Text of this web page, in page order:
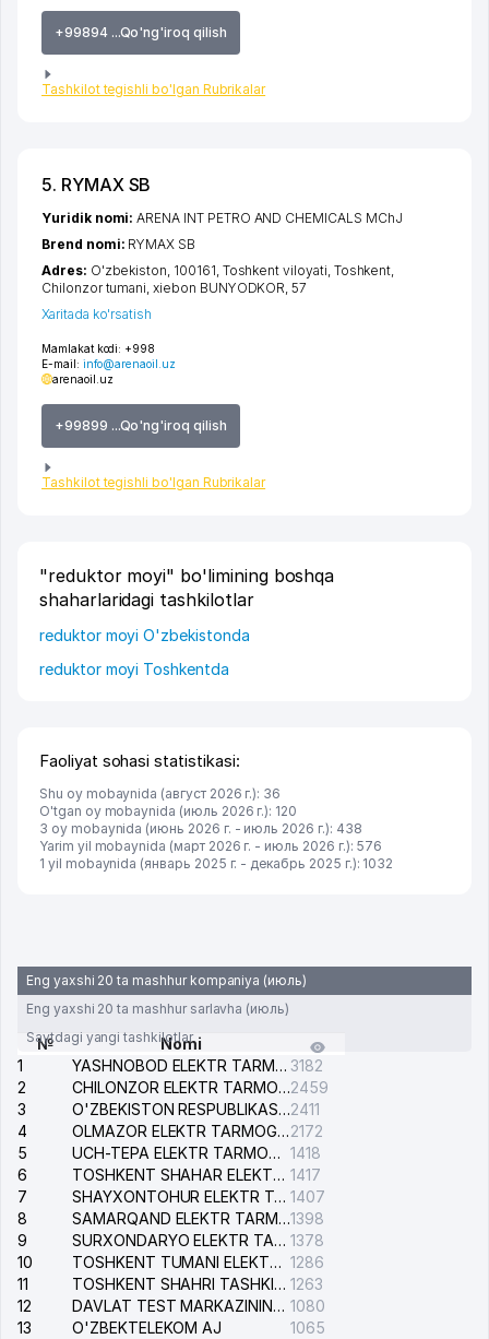
+99894 ...Qo'ng'iroq qilish
Tashkilot tegishli bo'lgan Rubrikalar
5. RYMAX SB
Mamlakat kodi: +998
E-mail: info@arenaoil.uz
arenaoil.uz
+99899 ...Qo'ng'iroq qilish
Tashkilot tegishli bo'lgan Rubrikalar
Yuridik nomi:ARENA INT PETRO AND CHEMICALS MChJ
Brend nomi: RYMAX SB
Adres: O'zbekiston, 100161, Toshkent viloyati Toshkent
Chilonzor tumani ,xiеbon BUNYODKOR , 57
Xaritada ko'rsatish
"reduktor moyi" bo'limining boshqa
shaharlaridagi tashkilotlar
reduktor moyi O'zbekistonda
reduktor moyi Toshkentda
Faoliyat sohasi statistikasi:
Shu oy mobaynida (август 2026 г.): 36
O'tgan oy mobaynida (июль 2026 г.): 120
3 oy mobaynida (июнь 2026 г. - июль 2026 г.): 438
Yarim yil mobaynida (март 2026 г. - июль 2026 г.): 576
1 yil mobaynida (январь 2025 г. - декабрь 2025 г.): 1032
Eng yaxshi 20 ta mashhur kompaniya (июль)
Eng yaxshi 20 ta mashhur sarlavha (июль)
Saytdagi yangi tashkilotlar
№
Nomi
1
YASHNOBOD ELEKTR TARMOG'I NOSOZLIKLARI XIZMATI 3182
2
CHILONZOR ELEKTR TARMOG'I NOSOZLIK XIZMATI2459
3
O'ZBEKISTON RESPUBLIKASI BOSH PROKURATURASI ISHONCH TELEFONI2411
4
OLMAZOR ELEKTR TARMOG'I NOSOZLIKLARI XIZMATI2172
5
UCH-TEPA ELEKTR TARMOG'I NOSOZLIKLARI XIZMATI 1418
6
TOSHKENT SHAHAR ELEKTR TARMOQLARI KORXONASI AJ 1417
7
SHAYXONTOHUR ELEKTR TARMOG'I NOSOZLIKLARINI TUZATISH XIZMATI 1407
8
SAMARQAND ELEKTR TARMOQLARI AJ1398
9
SURXONDARYO ELEKTR TARMOQLARI AJ 1378
10
TOSHKENT TUMANI ELEKTR TARMOG'I AVARIYA XIZMATI 1286
11
TOSHKENT SHAHRI TASHKILOT TELEFONLARI HAQIDA MA'LUMOT BYUROSI 1263
12
DAVLAT TEST MARKAZINING ISHONCH TELEFONLARI 1080
13
O'ZBEKTELEKOM AJ
1065